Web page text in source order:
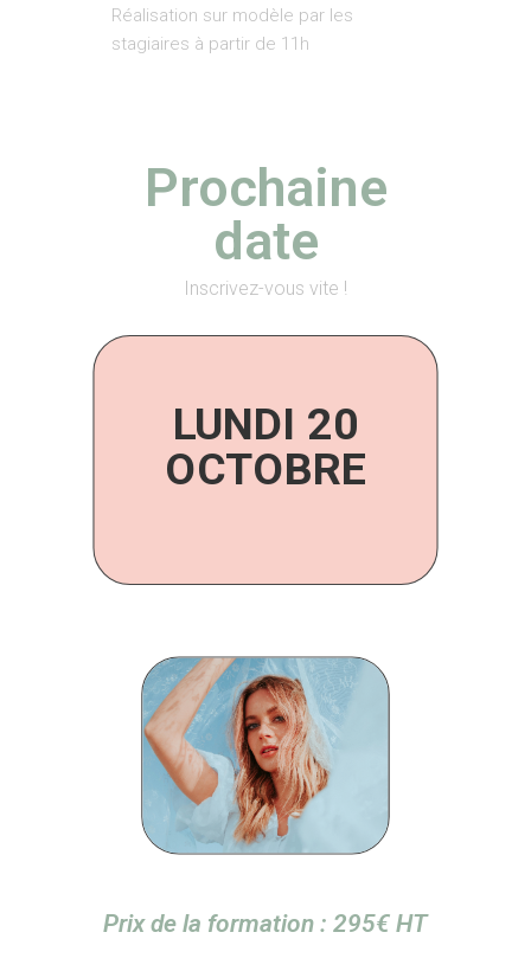
Réalisation sur modèle par les
stagiaires à partir de 11h
Prochaine
date
Inscrivez-vous vite !
LUNDI 20
OCTOBRE
Prix de la formation : 295€ HT